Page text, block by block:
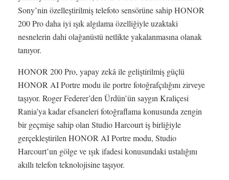
Sony’nin özelleştirilmiş telefoto sensörüne sahip HONOR
200 Pro daha iyi ışık algılama özelliğiyle uzaktaki
nesnelerin dahi olağanüstü netlikte yakalanmasına olanak
tanıyor.
HONOR 200 Pro, yapay zekâ ile geliştirilmiş güçlü
HONOR AI Portre modu ile portre fotoğrafçılığını zirveye
taşıyor. Roger Federer’den Ürdün’ün saygın Kraliçesi
Rania’ya kadar efsaneleri fotoğraflama konusunda zengin
bir geçmişe sahip olan Studio Harcourt iş birliğiyle
gerçekleştirilen HONOR AI Portre modu, Studio
Harcourt’un gölge ve ışık ifadesi konusundaki ustalığını
akıllı telefon teknolojisine taşıyor.